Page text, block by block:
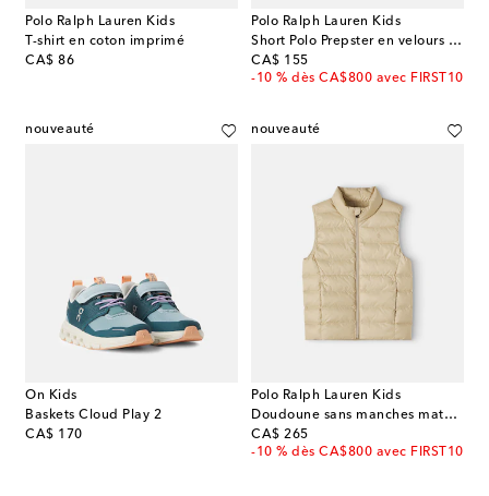
Polo Ralph Lauren Kids
T-shirt en coton imprimé
CA$ 86
original price
Polo Ralph Lauren Kids
Short Polo Prepster en velours côtelé
CA$ 155
original price
-10 % dès CA$800 avec FIRST10
nouveauté
On Kids
Baskets Cloud Play 2
CA$ 170
original price
nouveauté
Polo Ralph Lauren Kids
Doudoune sans manches matelassée
CA$ 265
original price
-10 % dès CA$800 avec FIRST10